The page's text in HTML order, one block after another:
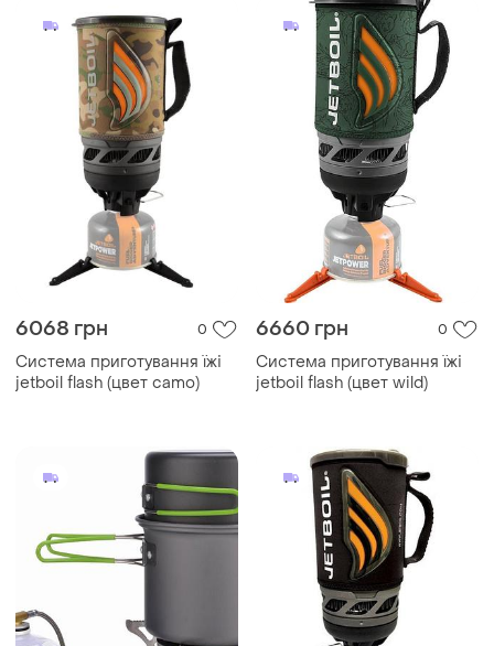
6068 грн 0
Система приготування їжі
jetboil flash (цвет camo)
6660 грн 0
Система приготування їжі
jetboil flash (цвет wild)